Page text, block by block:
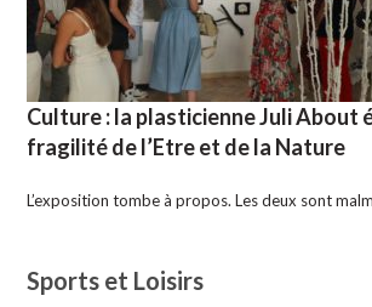
Culture : la plasticienne Juli About
fragilité de l’Etre et de la Nature
L’exposition tombe à propos. Les deux sont
Sports et Loisirs